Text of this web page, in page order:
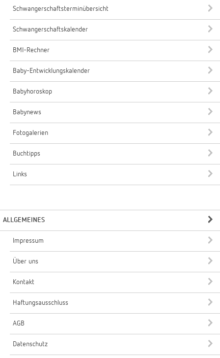
Schwangerschaftsterminübersicht
Schwangerschaftskalender
BMI-Rechner
Baby-Entwicklungskalender
Babyhoroskop
Babynews
Fotogalerien
Buchtipps
Links
ALLGEMEINES
Impressum
Über uns
Kontakt
Haftungsausschluss
AGB
Datenschutz